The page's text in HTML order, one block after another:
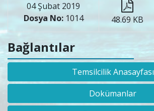
04 Şubat 2019
Dosya No:1014 48.69 KB
Bağlantılar
Temsilcilik Anasayfası
Dokümanlar